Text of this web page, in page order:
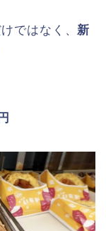
種類でした★